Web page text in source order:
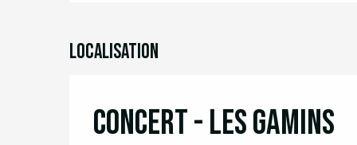
Localisation
Concert - Les Gamins